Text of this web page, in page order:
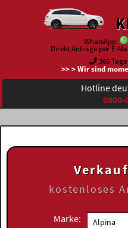
WhatsApp:
Direkt Anfrage per E-
365
>> > Wir sind
Hotline
0800-
kostenloses
Marke: